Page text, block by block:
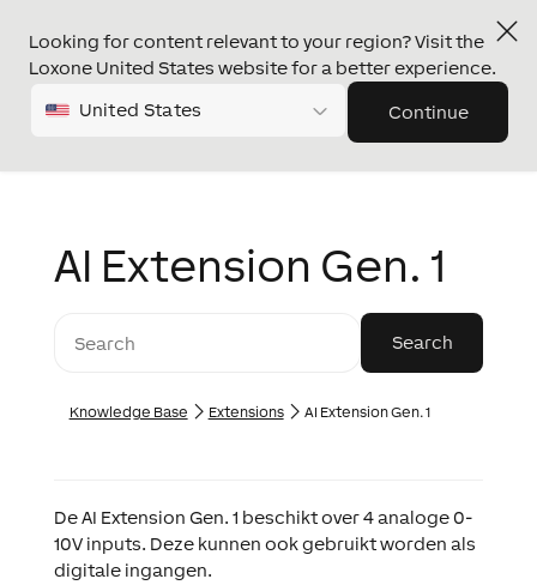
Looking for content relevant to your region? Visit the
Loxone United States website for a better experience.
United States Continue
AI Extension Gen. 1
Knowledge Base Extensions AI Extension Gen. 1
DeAI Extension Gen. 1 beschikt over 4 analoge 0-
10V inputs. Deze kunnen ook gebruikt worden als
digitale ingangen.